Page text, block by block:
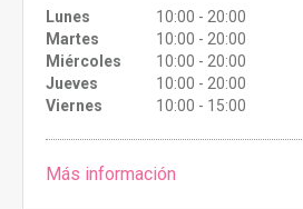
Lunes
10:00 - 20:00
Martes
10:00 - 20:00
Miércoles
10:00 - 20:00
Jueves
10:00 - 20:00
Viernes
10:00 - 15:00
Más información